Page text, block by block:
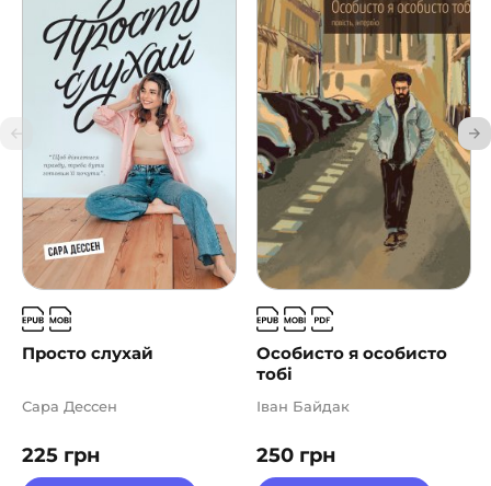
Просто слухай
225 грн
Сара Дессен
Особисто я особисто
тобі
250 грн
Іван Байдак